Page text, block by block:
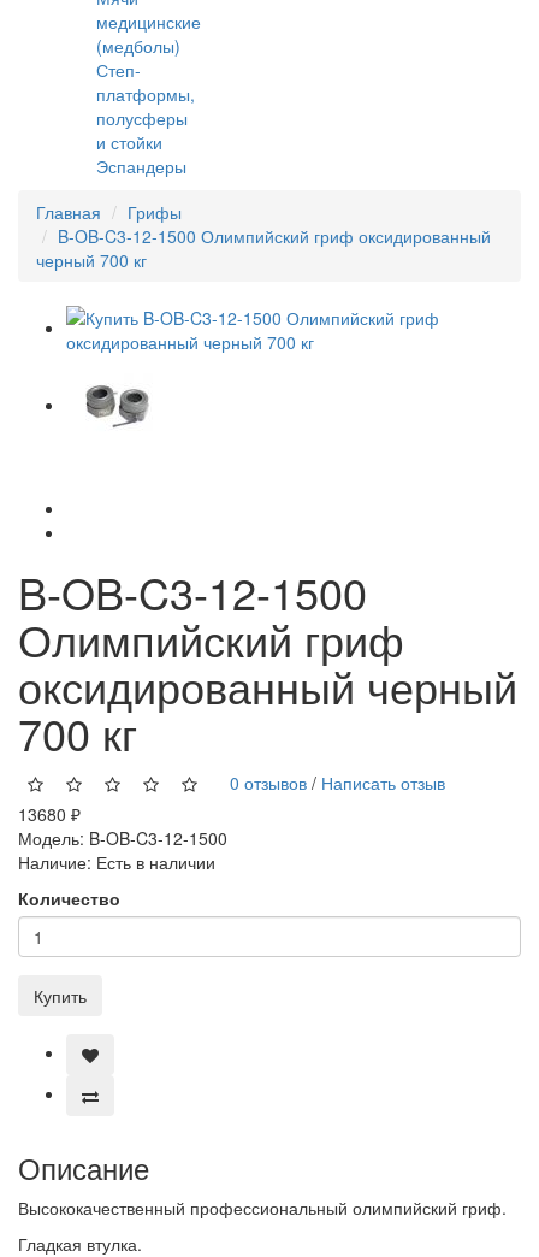
медицинские
(медболы)
Степ-
платформы,
полусферы
и стойки
Эспандеры
Главная
Грифы
B-OB-C3-12-1500 Олимпийский гриф оксидированный
черный 700 кг
B-OB-C3-12-1500
Олимпийский гриф
оксидированный черный
700 кг
0 отзывов / Написать отзыв
13680 ₽
Модель: B-OB-C3-12-1500
Наличие: Есть в наличии
Количество
Купить
Описание
Высококачественный профессиональный олимпийский гриф.
Гладкая втулка.